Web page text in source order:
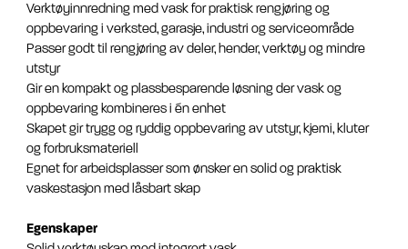
Verktøyinnredning med vask for praktisk rengjøring og
oppbevaring i verksted, garasje, industri og serviceområde
Passer godt til rengjøring av deler, hender, verktøy og mindre
utstyr
Gir en kompakt og plassbesparende løsning der vask og
oppbevaring kombineres i én enhet
Skapet gir trygg og ryddig oppbevaring av utstyr, kjemi, kluter
og forbruksmateriell
Egnet for arbeidsplasser som ønsker en solid og praktisk
vaskestasjon med låsbart skap
Egenskaper